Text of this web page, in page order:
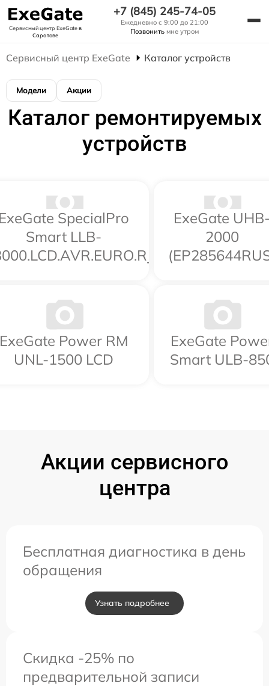
Сервисный центр ExeGateв
Саратове
+7 (845) 245-74-05
Ежедневно с 9:00 до 21:00
Позвонить мне утром
Сервисный центр ExeGate Каталог устройств
Модели Акции
Каталог ремонтируемых
устройств
SpecialPro
Smart LLB-
ExeGate
2000
Power RM
UNL-1500 LCD
ExeGate
Smart ULB-
Акции сервисного
центра
Бесплатная диагностика в день
обращения
Узнать подробнее
Скидка -25% по
предварительной записи